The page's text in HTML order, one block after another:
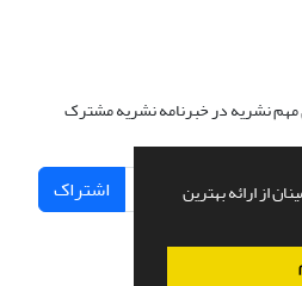
از ارائه بهترین
مهم نشریه در خبرنامه نشریه مشترک
اشتراک